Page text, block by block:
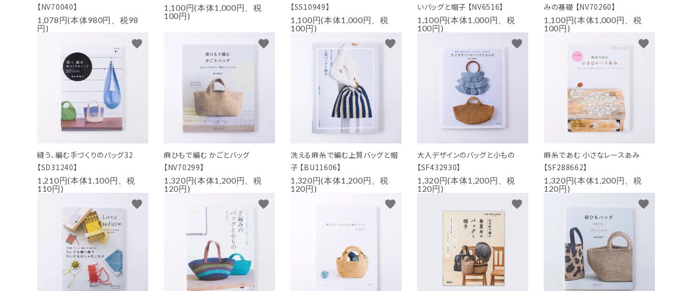
【NV70040】
1,078円(本体980円、税98
円)
1,100円(本体1,000円、税
100円)
【SS10949】
1,100円(本体1,000円、税
100円)
いバッグと帽子 【NV6516】
1,100円(本体1,000円、税
100円)
みの基礎 【NV70260】
1,100円(本体1,000円、税
100円)
縫う、編む手づくりのバッグ32
【SD31240】
1,210円(本体1,100円、税
110円)
favorite
麻ひもで編む かごとバッグ
【NV70299】
1,320円(本体1,200円、税
120円)
favorite
洗える麻糸で編む上質バッグと帽
子 【BU11606】
1,320円(本体1,200円、税
120円)
favorite
大人デザインのバッグと小もの
【SF432930】
1,320円(本体1,200円、税
120円)
favorite
麻糸であむ 小さなレースあみ
【SF288662】
1,320円(本体1,200円、税
120円)
favorite
favorite favorite favorite favorite favorite